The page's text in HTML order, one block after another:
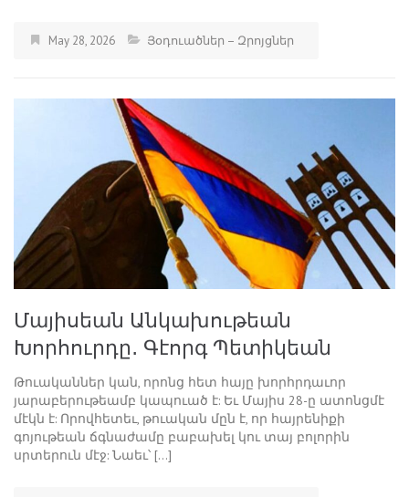
May 28, 2026 Յօդուածներ – Զրոյցներ
Մայիսեան Անկախութեան
Խորհուրդը․ Գէորգ Պետիկեան
Թուականներ կան, որոնց հետ հայը խորհրդաւոր
յարաբերութեամբ կապուած է: Եւ Մայիս 28-ը ատոնցմէ
մէկն է: Որովհետեւ, թուական մըն է, որ հայրենիքի
գոյութեան ճգնաժամը բաբախել կու տայ բոլորին
սրտերուն մէջ: Նաեւ՝ […]